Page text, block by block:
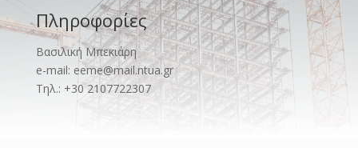
Πληροφορίες
Βασιλική Μπεκιάρη
e-mail: eeme@mail.ntua.gr
Τηλ.: +30 2107722307